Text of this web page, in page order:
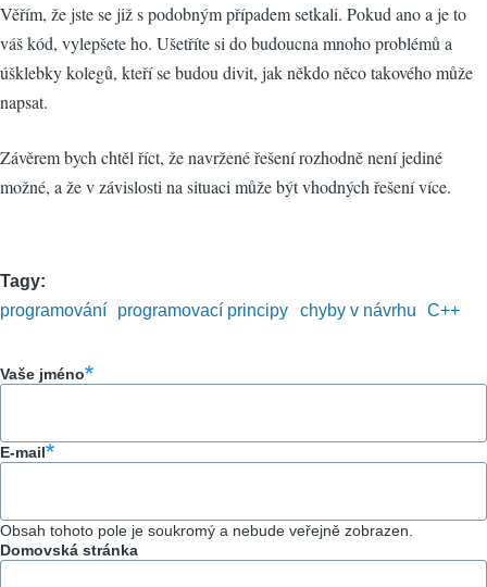
Věřím, že jste se již s podobným případem setkali. Pokud ano a je to
váš kód, vylepšete ho. Ušetříte si do budoucna mnoho problémů a
úšklebky kolegů, kteří se budou divit, jak někdo něco takového může
napsat.
Závěrem bych chtěl říct, že navržené řešení rozhodně není jediné
možné, a že v závislosti na situaci může být vhodných řešení více.
Tagy
programování
programovací principy chyby v návrhu C++
Vaše jméno
E-mail
Obsah tohoto pole je soukromý a nebude veřejně zobrazen.
Domovská stránka